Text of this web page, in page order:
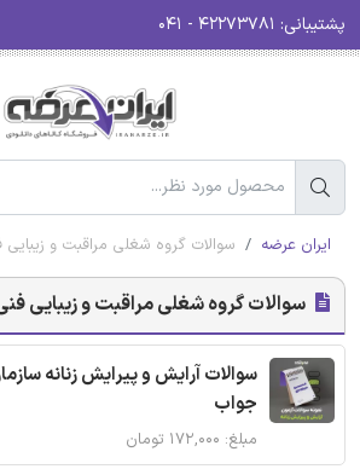
پشتیبانی:
ایران عرضه سوالات گروه شغلی مراقبت و
سوالات گروه شغلی مراقبت و زیبایی
سوالات آرایش و پیرایش زنانه
جواب
مبلغ: ۱۷۲,۰۰۰ تومان